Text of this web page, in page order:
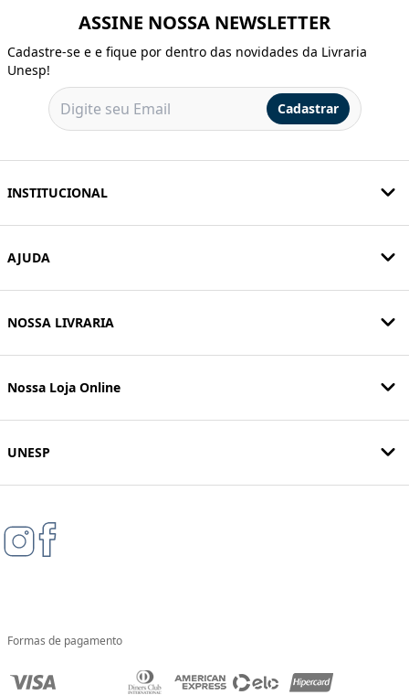
ASSINE NOSSA NEWSLETTER
Cadastre-se e e fique por dentro das novidades da Livraria
Unesp!
Cadastrar
INSTITUCIONAL
AJUDA
NOSSA LIVRARIA
Nossa Loja Online
UNESP
Formas de pagamento